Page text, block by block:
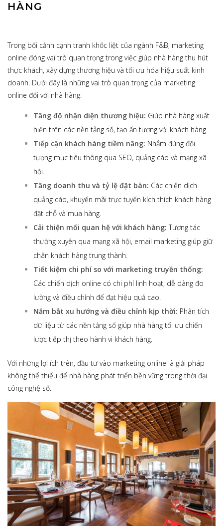
HÀNG
Trong bối cảnh cạnh tranh khốc liệt của ngành F&B, marketing
online đóng vai trò quan trọng trong việc giúp nhà hàng thu hút
thực khách, xây dựng thương hiệu và tối ưu hóa hiệu suất kinh
doanh. Dưới đây là những vai trò quan trọng của marketing
online đối với nhà hàng:
Tăng độ nhận diện thương hiệu: Giúp nhà hàng xuất
hiện trên các nền tảng số, tạo ấn tượng với khách hàng.
Tiếp cận khách hàng tiềm năng: Nhắm đúng đối
tượng mục tiêu thông qua SEO, quảng cáo và mạng xã
hội.
Tăng doanh thu và tỷ lệ đặt bàn: Các chiến dịch
quảng cáo, khuyến mãi trực tuyến kích thích khách hàng
đặt chỗ và mua hàng.
Cải thiện mối quan hệ với khách hàng: Tương tác
thường xuyên qua mạng xã hội, email marketing giúp giữ
chân khách hàng trung thành.
Tiết kiệm chi phí so với marketing truyền thống:
Các chiến dịch online có chi phí linh hoạt, dễ dàng đo
lường và điều chỉnh để đạt hiệu quả cao.
Nắm bắt xu hướng và điều chỉnh kịp thời: Phân tích
dữ liệu từ các nền tảng số giúp nhà hàng tối ưu chiến
lược tiếp thị theo hành vi khách hàng.
Với những lợi ích trên, đầu tư vào marketing online là giải pháp
không thể thiếu để nhà hàng phát triển bền vững trong thời đại
công nghệ số.